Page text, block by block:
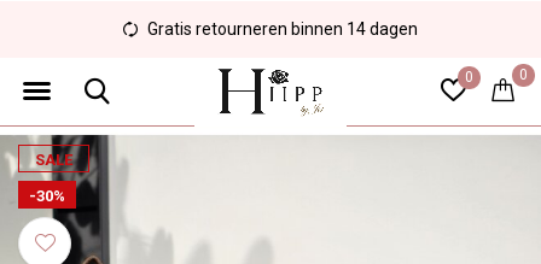
0 0
Veilig en eenvoudig betalen
SALE
-30%